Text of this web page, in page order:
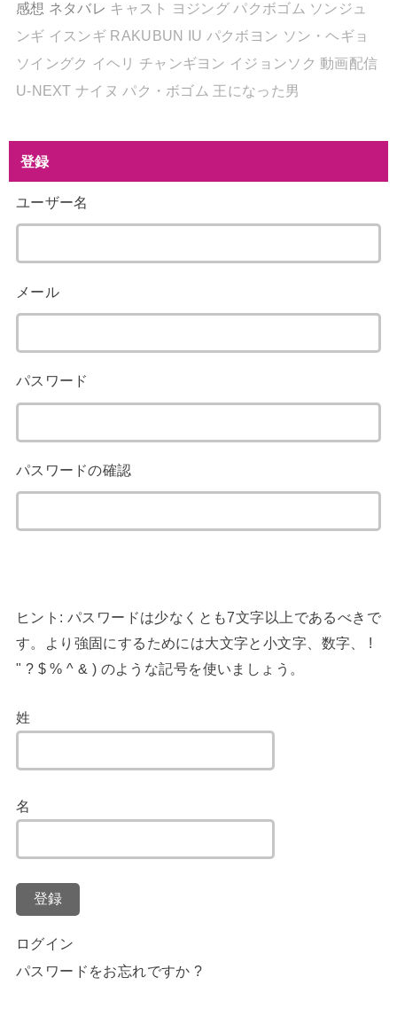
感想 ネタバレ キャスト ヨジング パクボゴム ソンジュ
ンギ イスンギ RAKUBUN IU パクボヨン ソン・ヘギョ
ソイングク イヘリ チャンギヨン イジョンソク 動画配信
U-NEXT ナイヌ パク・ボゴム 王になった男
登録
ユーザー名
メール
パスワード
パスワードの確認
ヒント: パスワードは少なくとも7文字以上であるべきで
す。より強固にするためには大文字と小文字、数字、 !
" ? $ % ^ & ) のような記号を使いましょう。
姓
名
登録
ログイン
パスワードをお忘れですか ?